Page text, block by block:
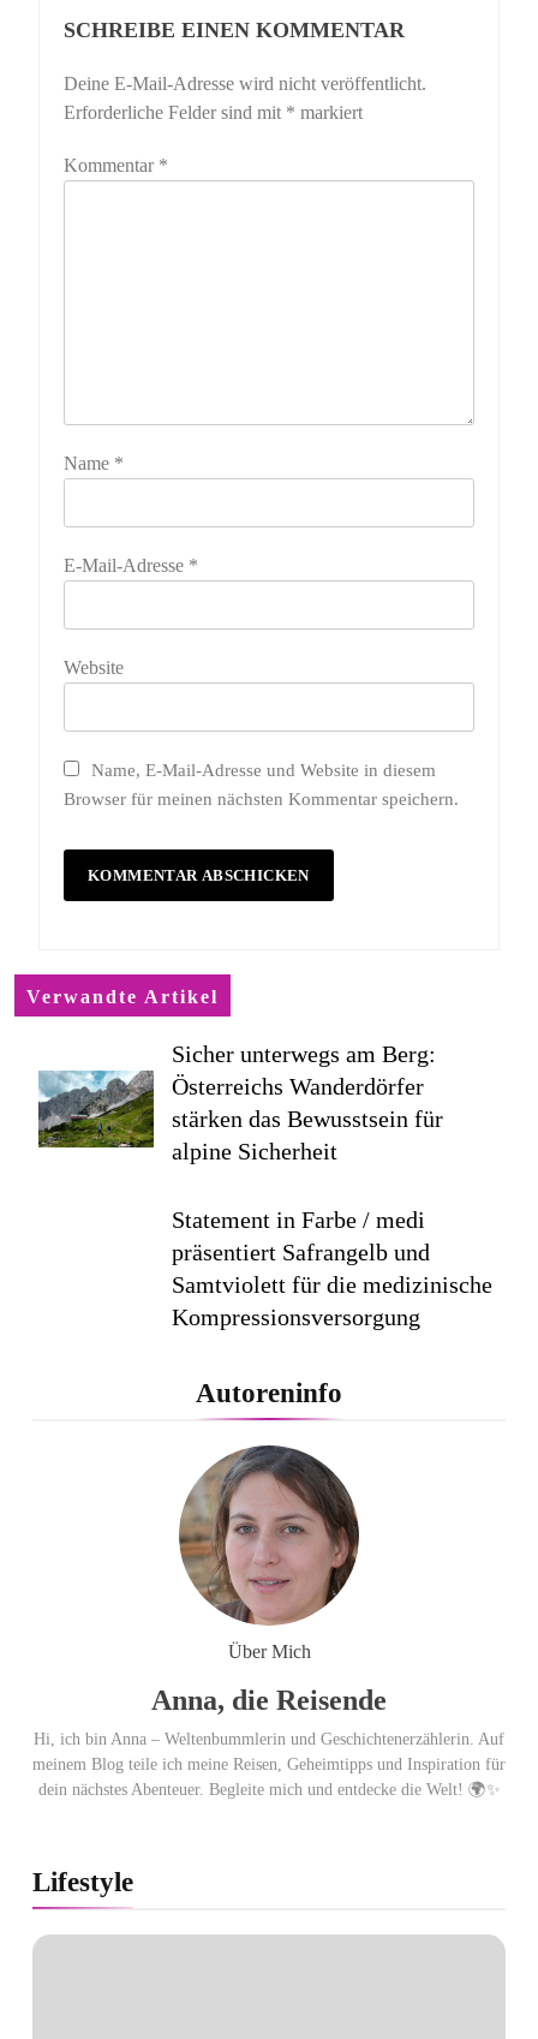
SCHREIBE EINEN KOMMENTAR
Deine E-Mail-Adresse wird nicht veröffentlicht.
Erforderliche Felder sind mit * markiert
Kommentar *
Name *
E-Mail-Adresse *
Website
Name, E-Mail-Adresse und Website in diesem
Browser für meinen nächsten Kommentar speichern.
Verwandte Artikel
Sicher unterwegs am Berg:
Österreichs Wanderdörfer
stärken das Bewusstsein für
alpine Sicherheit
Statement in Farbe / medi
präsentiert Safrangelb und
Samtviolett für die medizinische
Kompressionsversorgung
PEPE JEANS LONDON AW26
Flachste mechanische
Weltzeituhr gewinnt Red Dot:
Best of the Best 2026 / NOMOS
Glashütte erzielt 94 von 100
Punkten.
Autoreninfo
Über Mich
Anna, die Reisende
Hi, ich bin Anna – Weltenbummlerin und Geschichtenerzählerin. Auf
meinem Blog teile ich meine Reisen, Geheimtipps und Inspiration für
dein nächstes Abenteuer. Begleite mich und entdecke die Welt! 🌍✨
Lifestyle